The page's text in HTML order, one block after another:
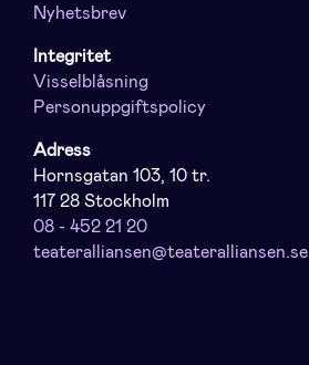
Nyhetsbrev
Integritet
Visselblåsning
Personuppgiftspolicy
Adress
Hornsgatan 103, 10 tr.
117 28 Stockholm
08 - 452 21 20
teateralliansen@teateralliansen.se